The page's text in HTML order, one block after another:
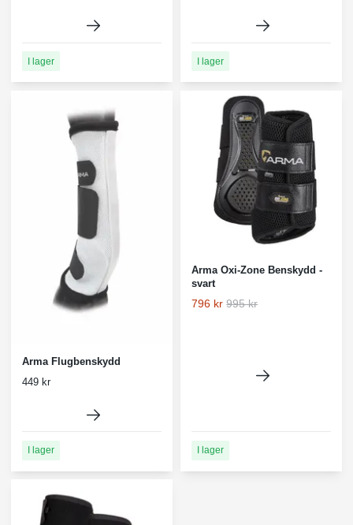
I lager I lager
Arma Flugbenskydd
449 kr
I lager
Arma Oxi-Zone Benskydd -
svart
796 kr 995 kr
I lager